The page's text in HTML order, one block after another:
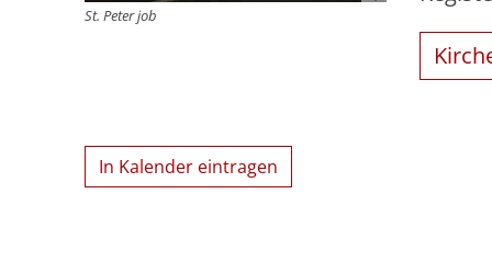
St. Peter job
In Kalender eintragen